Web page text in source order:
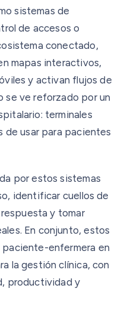
sistemas de
de accesos o
conectado,
mapas interactivos,
y activan flujos de
se ve reforzado por un
terminales
de usar para pacientes
por estos sistemas
identificar cuellos de
y tomar
En conjunto, estos
paciente-enfermera en
la gestión clínica, con
productividad y